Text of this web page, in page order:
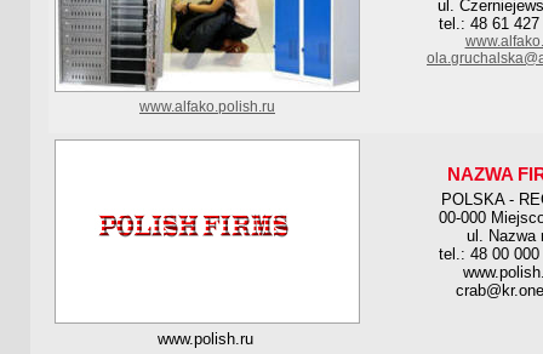
ul.
tel.: 48 61 427
www.alfako.polish.ru
NAZWA
POLSKA -
00-000
ul. Nazwa
tel.: 48 00 000
www.polish.ru